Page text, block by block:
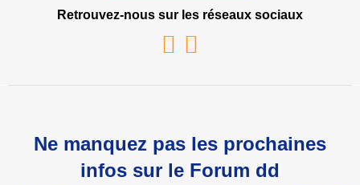
Retrouvez-nous sur les réseaux sociaux
Ne manquez pas les prochaines
infos sur le Forum dd